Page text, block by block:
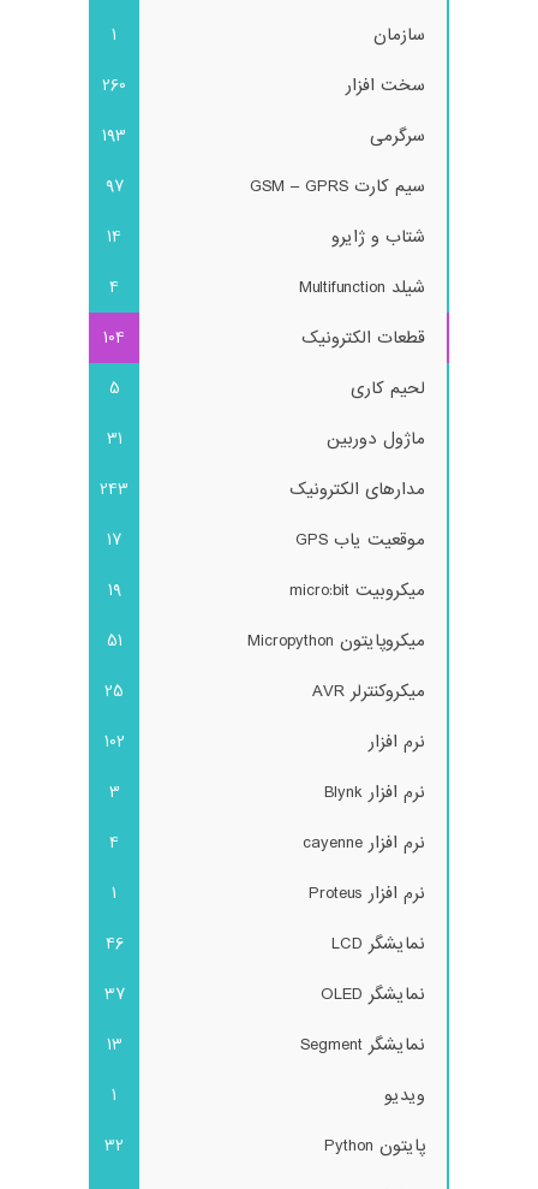
سازمان
1
سخت افزار
260
سرگرمی
193
سیم کارت GSM – GPRS
97
شتاب و ژایرو
14
شیلد Multifunction
4
قطعات الکترونیک
104
لحیم کاری
5
ماژول دوربین
31
مدارهای الکترونیک
243
موقعیت یاب GPS
17
میکروبیت micro:bit
19
میکروپایتون Micropython
51
میکروکنترلر AVR
25
نرم افزار
102
نرم افزار Blynk
3
نرم افزار cayenne
4
نرم افزار Proteus
1
نمایشگر LCD
46
نمایشگر OLED
37
نمایشگر Segment
13
ویدیو
1
پایتون Python
32